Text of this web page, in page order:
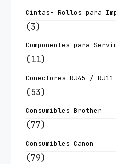
Cintas- Rollos para
(3)
Componentes para
(11)
Conectores RJ45 / RJ11
(53)
Consumibles Brother
(77)
Consumibles Canon
(79)